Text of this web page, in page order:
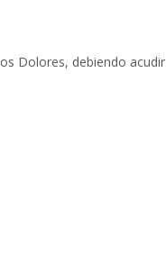
Dolores, debiendo